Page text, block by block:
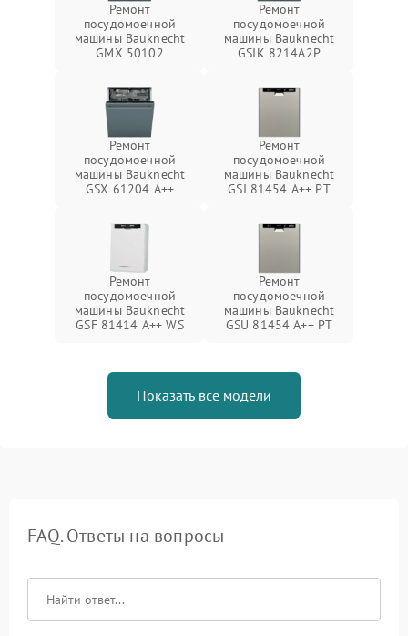
Ремонт
посудомоечной
машины Bauknecht
GMX 50102
Ремонт
посудомоечной
машины Bauknecht
GSIK 8214A2P
Ремонт
посудомоечной
машины Bauknecht
GSX 61204 A++
Ремонт
посудомоечной
машины Bauknecht
GSI 81454 A++ PT
Ремонт
посудомоечной
машины Bauknecht
GSF 81414 A++ WS
Ремонт
посудомоечной
машины Bauknecht
GSU 81454 A++ PT
Показать все модели
FAQ. Ответы на вопросы